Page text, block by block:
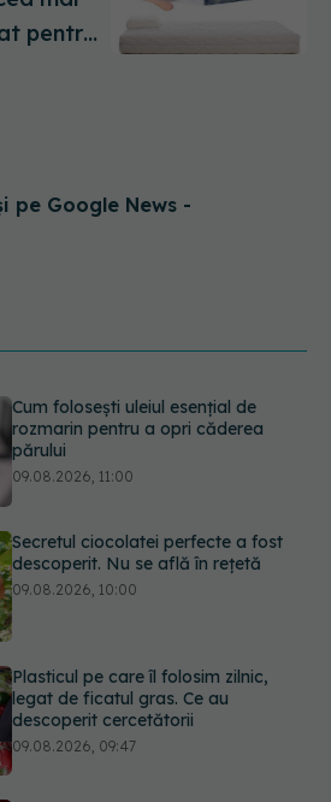
pentru
cu
pe Google News -
Secretul ciocolatei perfecte a fost
descoperit. Nu se află în rețetă
09.08.2026, 10:00
Plasticul pe care îl folosim zilnic,
legat de ficatul gras. Ce au
descoperit cercetătorii
Simptomele infecției cu Helicobacter
pylori. Se poate trăi cu această
bacterie în stomac?
09.08.2026, 09:00